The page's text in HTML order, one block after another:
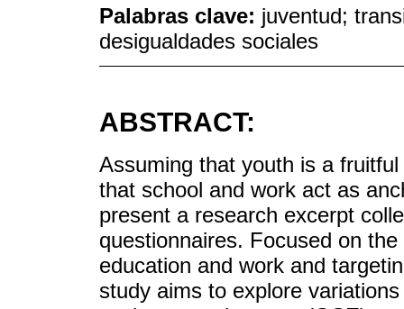
Palabras clave: juventud;
desigualdades sociales
ABSTRACT:
Assuming that youth is a
that school and work act as
present a research excerpt
questionnaires. Focused on
education and work and
study aims to explore